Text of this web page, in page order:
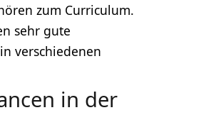
zum Curriculum.
sehr gute
verschiedenen
in der